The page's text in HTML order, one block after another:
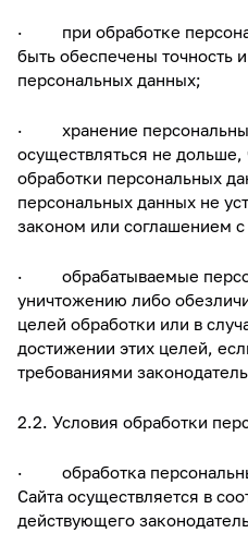
· при обработке
быть обеспечены точность
персональных данных;
· хранение
осуществляться не дольше,
обработки персональных
персональных данных не
законом или соглашением
· обрабатываемые
уничтожению либо
целей обработки или в
достижении этих целей,
требованиями
2.2. Условия обработки
· обработка
Сайта осуществляется в
действующего